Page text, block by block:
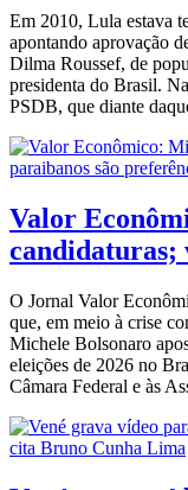
Em 2010, Lula estava
apontando aprovação
Dilma Roussef, de
presidenta do Brasil.
PSDB, que diante
Valor
candidaturas;
O Jornal Valor
que, em meio à crise
Michele Bolsonaro
eleições de 2026 no
Câmara Federal e às